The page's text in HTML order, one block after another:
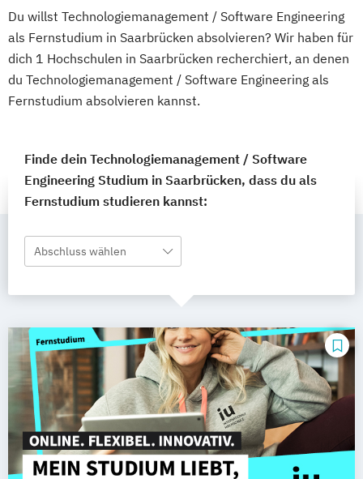
Du willst Technologiemanagement / Software Engineering
als Fernstudium in Saarbrücken absolvieren? Wir haben für
dich 1 Hochschulen in Saarbrücken recherchiert, an denen
du Technologiemanagement / Software Engineering als
Fernstudium absolvieren kannst.
Finde dein Technologiemanagement / Software
Engineering Studium in Saarbrücken, dass du als
Fernstudium studieren kannst:
Abschluss wählen